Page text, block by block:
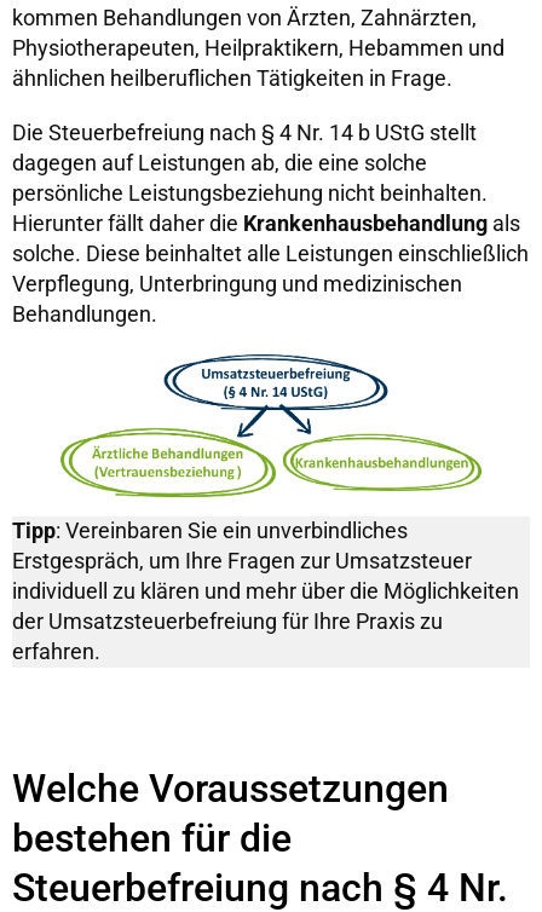
kommen Behandlungen von Ärzten, Zahnärzten,
Physiotherapeuten, Heilpraktikern, Hebammen und
ähnlichen heilberuflichen Tätigkeiten in Frage.
Die Steuerbefreiung nach § 4 Nr. 14 b UStG stellt
dagegen auf Leistungen ab, die eine solche
persönliche Leistungsbeziehung nicht beinhalten.
Hierunter fällt daher die Krankenhausbehandlung als
solche. Diese beinhaltet alle Leistungen einschließlich
Verpflegung, Unterbringung und medizinischen
Behandlungen.
Tipp: Vereinbaren Sie ein unverbindliches
Erstgespräch, um Ihre Fragen zur Umsatzsteuer
individuell zu klären und mehr über die Möglichkeiten
der Umsatzsteuerbefreiung für Ihre Praxis zu
erfahren.
Welche Voraussetzungen
bestehen für die
Steuerbefreiung nach § 4 Nr.